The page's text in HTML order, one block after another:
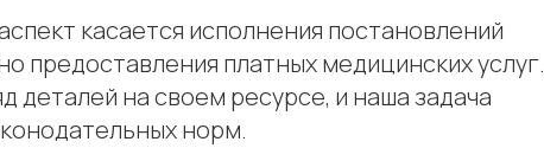
касается исполнения постановлений
предоставления платных медицинских услуг.
деталей на своем ресурсе, и наша задача
норм.